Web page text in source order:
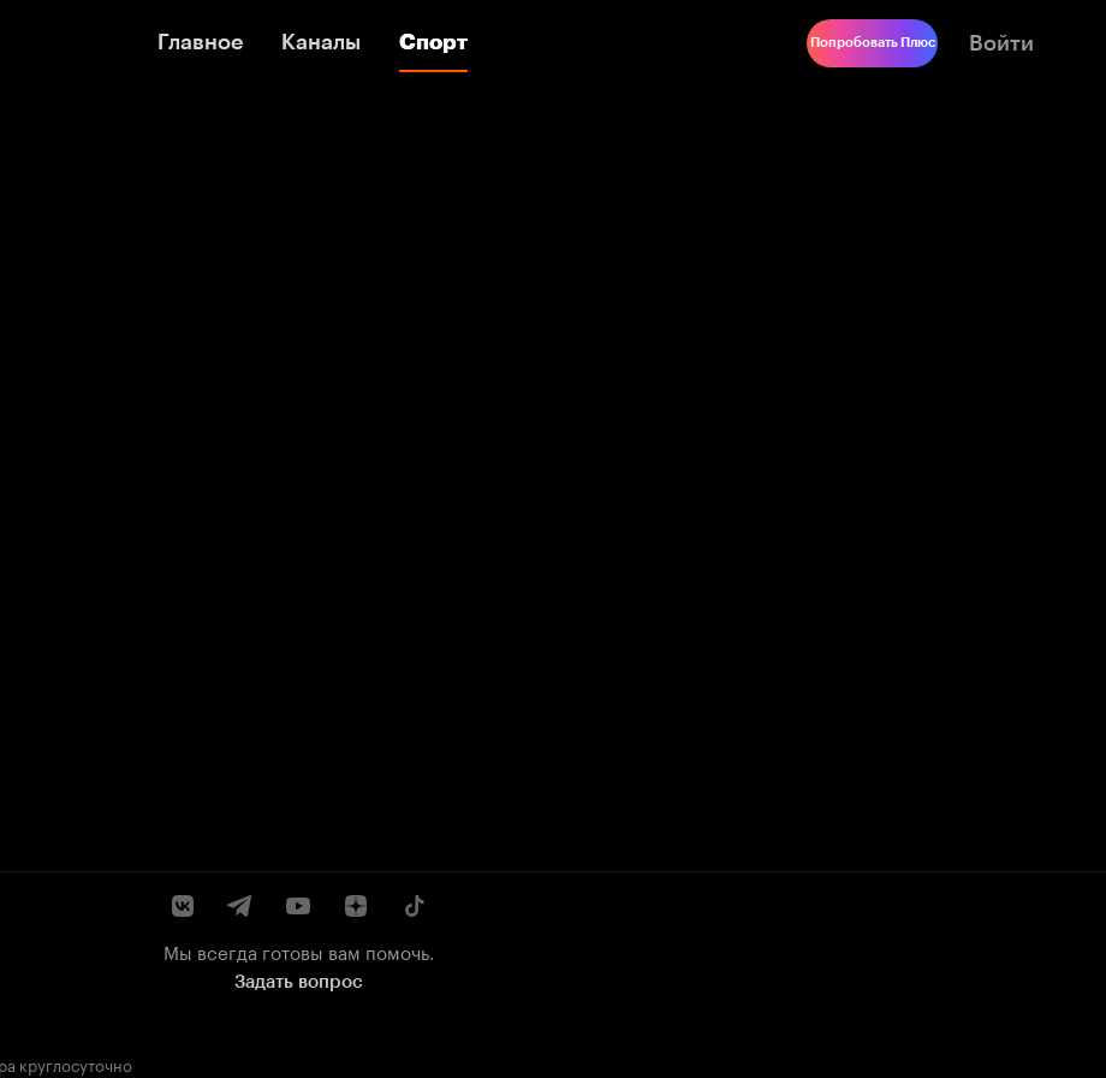
Главное Каналы Спорт
Главное Каналы Спорт Попробовать Плюс Войти
Мы всегда готовы вам помочь.
Задать вопрос
круглосуточно